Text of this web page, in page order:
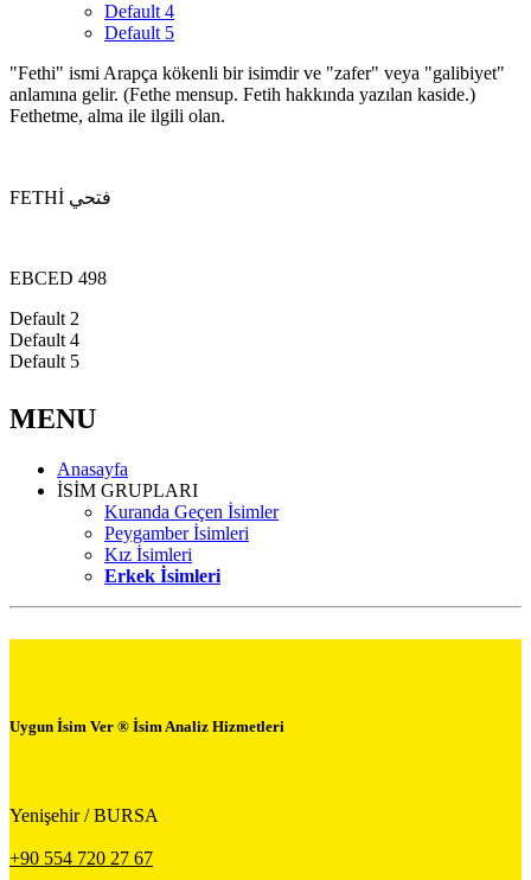
Default 4
Default 5
"Fethi" ismi Arapça kökenli bir isimdir ve "zafer" veya "galibiyet"
anlamına gelir. (Fethe mensup. Fetih hakkında yazılan kaside.)
Fethetme, alma ile ilgili olan.
FETHİ فتحي
EBCED 498
Default 2
Default 4
Default 5
MENU
Anasayfa
İSİM GRUPLARI
Kuranda Geçen İsimler
Peygamber İsimleri
Kız İsimleri
Erkek İsimleri
Uygun İsim Ver ® İsim Analiz Hizmetleri
Yenişehir / BURSA
+90 554 720 27 67